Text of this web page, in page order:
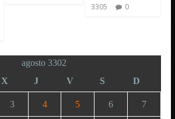
3305
0
agosto 3302
X J V S D
3 4 5 6 7